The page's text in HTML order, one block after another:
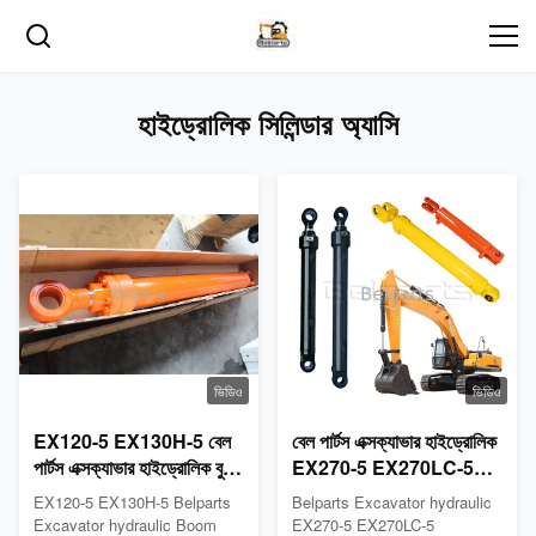
হাইড্রোলিক সিলিন্ডার অ্যাসি
ভিডিও
EX120-5 EX130H-5 বেল
পার্টস এক্সক্যাভার হাইড্রোলিক বুম
আর্ম বালতি সিলিন্ডার Assy জন্য
Hitachi 4317311
EX120-5 EX130H-5 Belparts
Excavator hydraulic Boom
ভিডিও
বেল পার্টস এক্সক্যাভার হাইড্রোলিক
EX270-5 EX270LC-5
EX280LCH-5 বুম আর্ম বালতি
সিলিন্ডার Assy জন্য Hitachi
Belparts Excavator hydraulic
EX270-5 EX270LC-5